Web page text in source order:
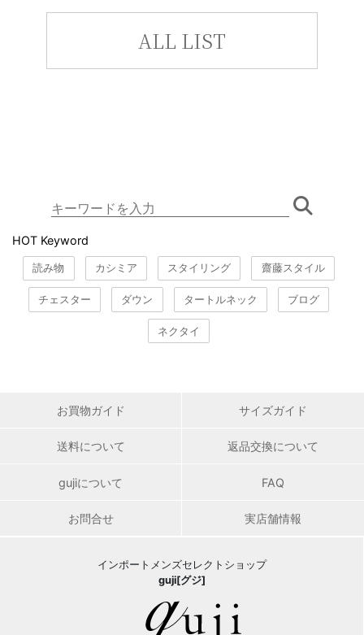
ALL LIST
HOT Keyword
読み物 カシミア スタイリング 齋藤スタイル
チェスター ダウン タートルネック ブログ
ネクタイ
お買物ガイド サイズガイド
送料について 返品交換について
gujiについて FAQ
お問合せ 実店舗情報
インポートメンズセレクトショップ
guji[グジ]